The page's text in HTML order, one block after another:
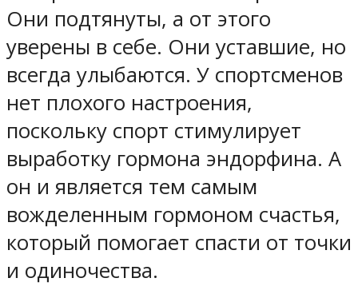
Они подтянуты, а от этого
уверены в себе. Они уставшие, но
всегда улыбаются. У спортсменов
нет плохого настроения,
поскольку спорт стимулирует
выработку гормона эндорфина. А
он и является тем самым
вожделенным гормоном счастья,
который помогает спасти от точки
и одиночества.